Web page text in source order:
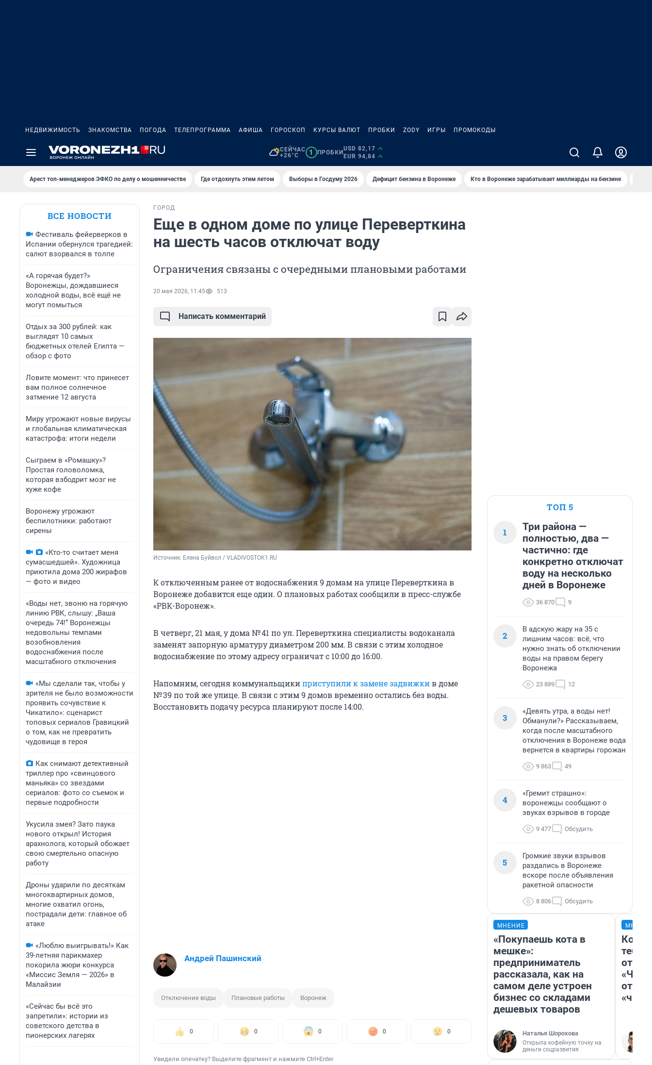
НЕДВИЖИМОСТЬ ЗНАКОМСТВА ПОГОДА ТЕЛЕПРОГРАММА АФИША ГОРОСКОП КУРСЫ ВАЛЮТ ПРОБКИ ZODY ИГРЫ ПРОМОКОДЫ
СЕЙЧАС
+26°C
1 ПРОБКИ
USD 82,17
EUR 94,84
Арест топ-менеджеров ЭФКО по делу о мошенничестве Где отдохнуть этим летом Выборы в Госдуму 2026 Дефицит бензина в Воронеже Кто в Воронеже зарабатывает миллиарды на бензине
ВСЕ НОВОСТИ
Фестиваль фейерверков в
Испании обернулся трагедией:
салют взорвался в толпе
«А горячая будет?»
Воронежцы, дождавшиеся
холодной воды, всё ещё не
могут помыться
Отдых за 300 рублей: как
выглядят 10 самых
бюджетных отелей Египта —
обзор с фото
Ловите момент: что принесет
вам полное солнечное
затмение 12 августа
Миру угрожают новые вирусы
и глобальная климатическая
катастрофа: итоги недели
Сыграем в «Ромашку»?
Простая головоломка,
которая взбодрит мозг не
хуже кофе
Воронежу угрожают
беспилотники: работают
сирены
«Кто-то считает меня
сумасшедшей». Художница
приютила дома 200 жирафов
— фото и видео
«Воды нет, звоню на горячую
линию РВК, слышу: „Ваша
очередь 74!“ Воронежцы
недовольны темпами
возобновления
водоснабжения после
масштабного отключения
«Мы сделали так, чтобы у
зрителя не было возможности
проявить сочувствие к
Чикатило»: сценарист
топовых сериалов Гравицкий
о том, как не превратить
чудовище в героя
Как снимают детективный
триллер про «свинцового
маньяка» со звездами
сериалов: фото со съемок и
первые подробности
Укусила змея? Зато паука
нового открыл! История
арахнолога, который обожает
свою смертельно опасную
работу
Дроны ударили по десяткам
многоквартирных домов,
многие охватил огонь,
пострадали дети: главное об
атаке
«Люблю выигрывать!» Как
39-летняя парикмахер
покорила жюри конкурса
«Миссис Земля — 2026» в
Малайзии
«Сейчас бы всё это
запретили»: истории из
советского детства в
пионерских лагерях
ГОРОД
Еще в одном доме по улице Переверткина
на шесть часов отключат воду
Ограничения связаны с очередными плановыми работами
20 мая 2026, 11:45 513
Написать комментарий
Источник: Елена Буйвол / VLADIVOSTOK1.RU
К отключенным ранее от водоснабжения 9 домам на улице Переверткина в
Воронеже добавится еще один. О плановых работах сообщили в пресс-службе
«РВК-Воронеж».
В четверг, 21 мая, у дома № 41 по ул. Переверткина специалисты водоканала
заменят запорную арматуру диаметром 200 мм. В связи с этим холодное
водоснабжение по этому адресу ограничат с 10:00 до 16:00.
Напомним, сегодня коммунальщикиприступили к замене задвижкив доме
№ 39 по той же улице. В связи с этим 9 домов временно остались без воды.
Восстановить подачу ресурса планируют после 14:00.
Андрей Пашинский
Отключение воды Плановые работы Воронеж
0 0 0 0 0
Увидели опечатку? Выделите фрагмент и нажмите Ctrl+Enter
ТОП 5
1
Три района —
полностью, два —
частично: где
конкретно отключат
воду на несколько
дней в Воронеже
36 870 9
2
В адскую жару на 35 с
лишним часов: всё, что
нужно знать об отключении
воды на правом берегу
Воронежа
23 889 12
3
«Девять утра, а воды нет!
Обманули?» Рассказываем,
когда после масштабного
отключения в Воронеже вода
вернется в квартиры горожан
9 863 49
4
«Гремит страшно»:
воронежцы сообщают о
звуках взрывов в городе
9 477 Обсудить
5
Громкие звуки взрывов
раздались в Воронеже
вскоре после объявления
ракетной опасности
8 806 Обсудить
МНЕНИЕ
«Покупаешь кота в
мешке»:
предприниматель
рассказала, как на
самом деле устроен
бизнес со складами
дешевых товаров
Наталья Шорохова
Открыла кофейную точку на
деньги соцразвития
тебя